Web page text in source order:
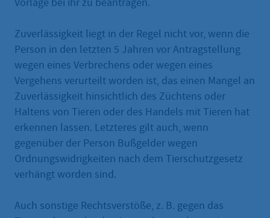
Vorlage bei ihr zu beantragen.
Zuverlässigkeit liegt in der Regel nicht vor, wenn die
Person in den letzten 5 Jahren vor Antragstellung
wegen eines Verbrechens oder wegen eines
Vergehens verurteilt worden ist, das einen Mangel an
Zuverlässigkeit hinsichtlich des Züchtens oder
Haltens von Tieren oder des Handels mit Tieren hat
erkennen lassen. Letzteres gilt auch, wenn
gegenüber der Person Bußgelder wegen
Ordnungswidrigkeiten nach dem Tierschutzgesetz
verhängt worden sind.
Auch sonstige Rechtsverstöße, z. B. gegen das